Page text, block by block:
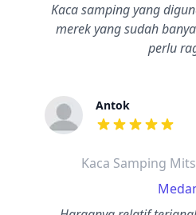
Kaca samping yang
merek yang sudah
perlu
Antok
dari ulasan
Kaca Samping